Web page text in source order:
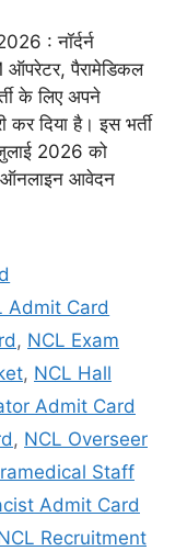
: नॉर्दर्न
पैरामेडिकल
के लिए अपने
कर दिया है। इस भर्ती
2026 को
ऑनलाइन आवेदन
Admit Card
, NCL Exam
, NCL Hall
Admit Card
, NCL Overseer
Staff
Admit Card
Recruitment